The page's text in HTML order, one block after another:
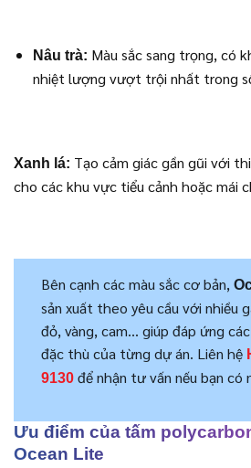
Nâu trà: Màu sắc sang trọng, có
nhiệt lượng vượt trội nhất trong
Xanh lá: Tạo cảm giác gần gũi với
cho các khu vực tiểu cảnh hoặc mái
Bên cạnh các màu sắc cơ bản,
sản xuất theo yêu cầu với nhiều
đỏ, vàng, cam… giúp đáp ứng
đặc thù của từng dự án. Liên hệ
9130 để nhận tư vấn nếu bạn có
Ưu điểm của tấm
Ocean Lite